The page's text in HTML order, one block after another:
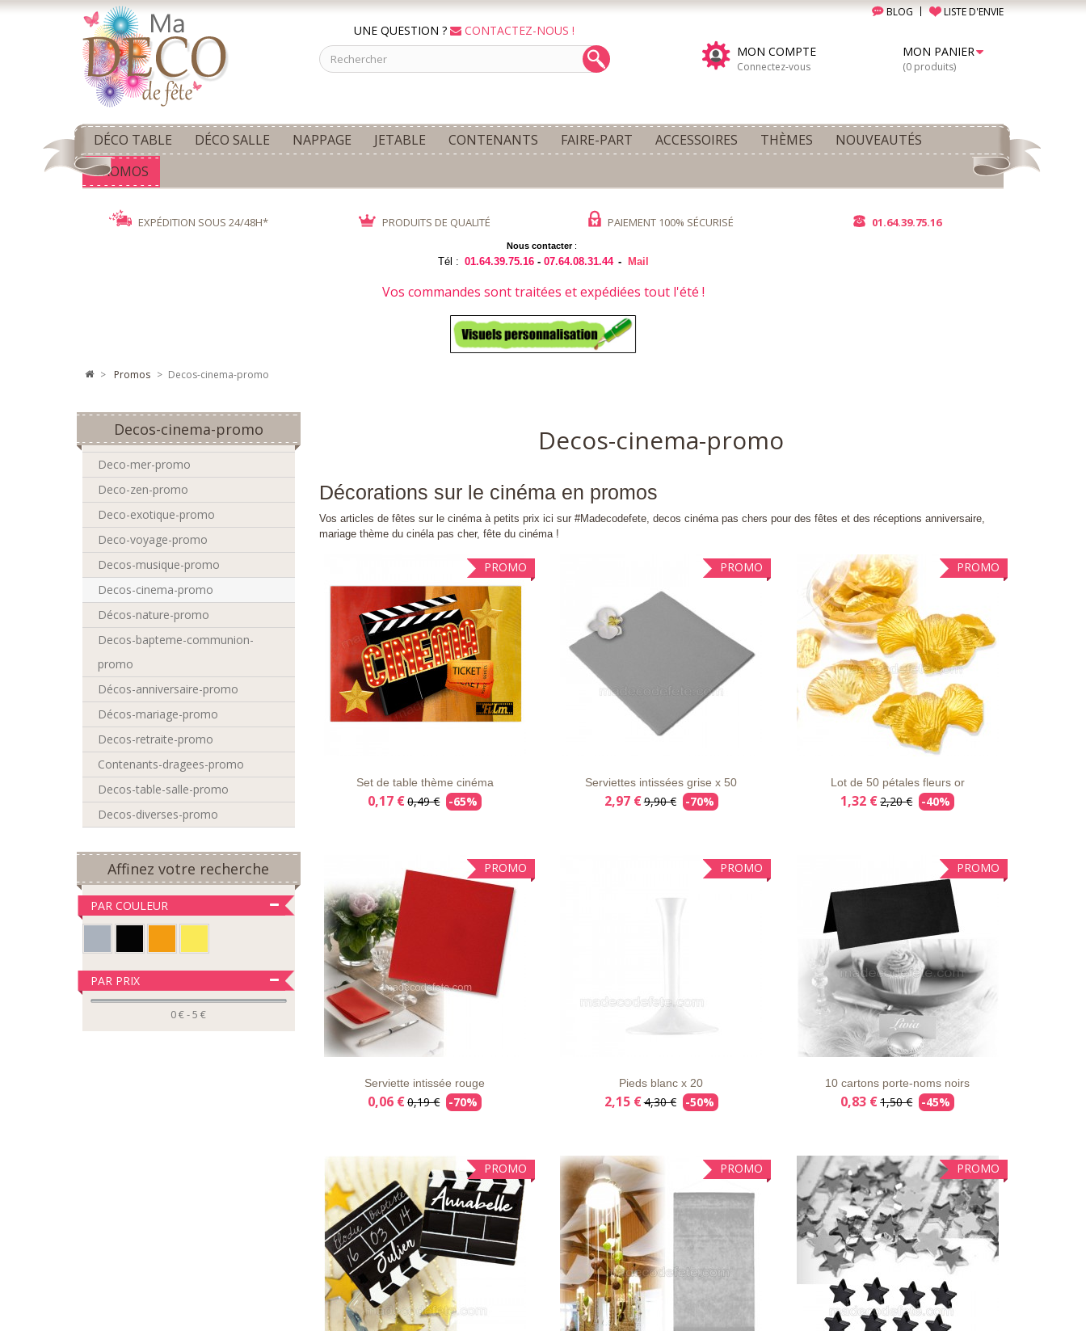
BLOG LISTE D'ENVIE
UNE QUESTION ?
CONTACTEZ-NOUS !
MON COMPTE
Connectez-vous
MON PANIER
(0 produits)
DÉCO TABLE DÉCO SALLE NAPPAGE JETABLE CONTENANTS FAIRE-PART ACCESSOIRES THÈMES
NOUVEAUTÉS
PROMOS
EXPÉDITION SOUS 24/48H* PRODUITS DE QUALITÉ PAIEMENT 100% SÉCURISÉ 01.64.39.75.16
Nous contacter:
Tél : 01.64.39.75.16 -07.64.08.31.44 - Mail
Vos commandes sont traitées et expédiées tout l'été !
> promos > Decos-cinema-promo
Decos-cinema-promo
Deco-mer-promo
Deco-zen-promo
Deco-exotique-promo
Deco-voyage-promo
Decos-musique-promo
Decos-cinema-promo
Décos-nature-promo
Decos-bapteme-communion-
promo
Décos-anniversaire-promo
Décos-mariage-promo
Decos-retraite-promo
Contenants-dragees-promo
Decos-table-salle-promo
Decos-diverses-promo
Affinez votre recherche
PAR COULEUR
PAR PRIX
0 € - 5 €
Decos-cinema-promo
Décorations sur le cinéma en promos
Vos articles de fêtes sur le cinéma à petits prix ici sur #Madecodefete, decos cinéma pas chers pour des fêtes et des réceptions anniversaire,
mariage thème du cinéla pas cher, fête du cinéma !
PROMO
Set de table thème cinéma
0,17 €0,49 € -65%
PROMO
APERÇU
Serviettes intissées grise x 50
2,97 €9,90 € -70%
PROMO
APERÇU
RAPIDE
DÉTAILS
Lot de 50 pétales fleurs or
1,32 €2,20 € -40%
PROMO
LISTE
D'ENVIE
RAPIDE
Serviette intissée rouge
0,06 €0,19 € -70%
PROMO
APERÇU
Pieds blanc x 20
2,15 €4,30 € -50%
PROMO
LISTE
D'ENVIE
APERÇU
RAPIDE
10 cartons porte-noms noirs
0,83 €1,50 € -45%
PROMO PROMO PROMO